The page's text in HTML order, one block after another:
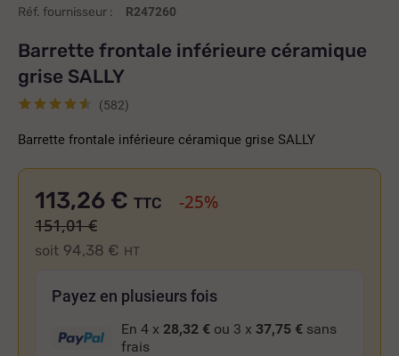
Réf. fournisseur : R247260
Barrette frontale inférieure céramique
grise SALLY
(582)
Barrette frontale inférieure céramique grise SALLY
113,26 €
soit 94,38 € HT
TTC -25%
151,01 €
Payez en plusieurs fois
En 4 x 28,32 € ou 3 x 37,75 € sans
frais